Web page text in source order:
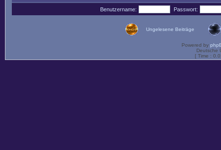
Benutzername: Passwort:
Ungelesene Beiträge
Powered by
Deutsche
[ Time :